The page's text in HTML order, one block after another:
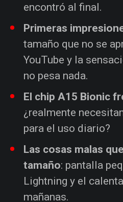
encontró al final.
Primeras
tamaño que no se
YouTube y la
no pesa nada.
El chip A15 Bionic
¿realmente
para el uso diario?
Las cosas malas
tamaño: pantalla
Lightning y el
mañanas.